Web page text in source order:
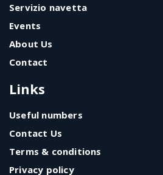
Servizio navetta
Events
About Us
Contact
Links
Useful numbers
Contact Us
Terms & conditions
Privacy policy